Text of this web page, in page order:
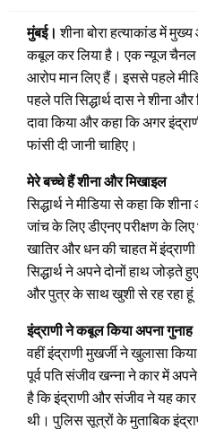
मुंबई।शीना बोरा हत्याकांड में
कबूल कर लिया है। एक न्यूज चैनल
आरोप मान लिए हैं। इससे पहले
पहले पति सिद्धार्थ दास ने शीना
दावा किया और कहा कि अगर
फांसी दी जानी चाहिए।
मेरे बच्‍चे हैं शीना और मिखाइल
सिद्धार्थ ने मीडिया से कहा कि
जांच के लिए डीएनए परीक्षण के
खातिर और धन की चाहत में
सिद्धार्थ ने अपने दोनों हाथ जोड़ते
और पुत्र के साथ खुशी से रह रहा
इंद्राणी ने कबूल किया अपना गुनाह
वहीं इंद्राणी मुखर्जी ने खुलासा
पूर्व पति संजीव खन्ना ने कार में
है कि इंद्राणी और संजीव ने यह
थी। पुलिस सूत्रों के मुताबिक